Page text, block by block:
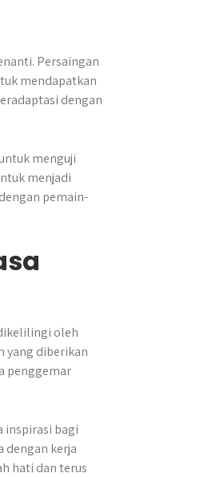
Persaingan
mendapatkan
dengan
menguji
menjadi
pemain-
oleh
yang diberikan
penggemar
inspirasi bagi
dengan kerja
hati dan terus